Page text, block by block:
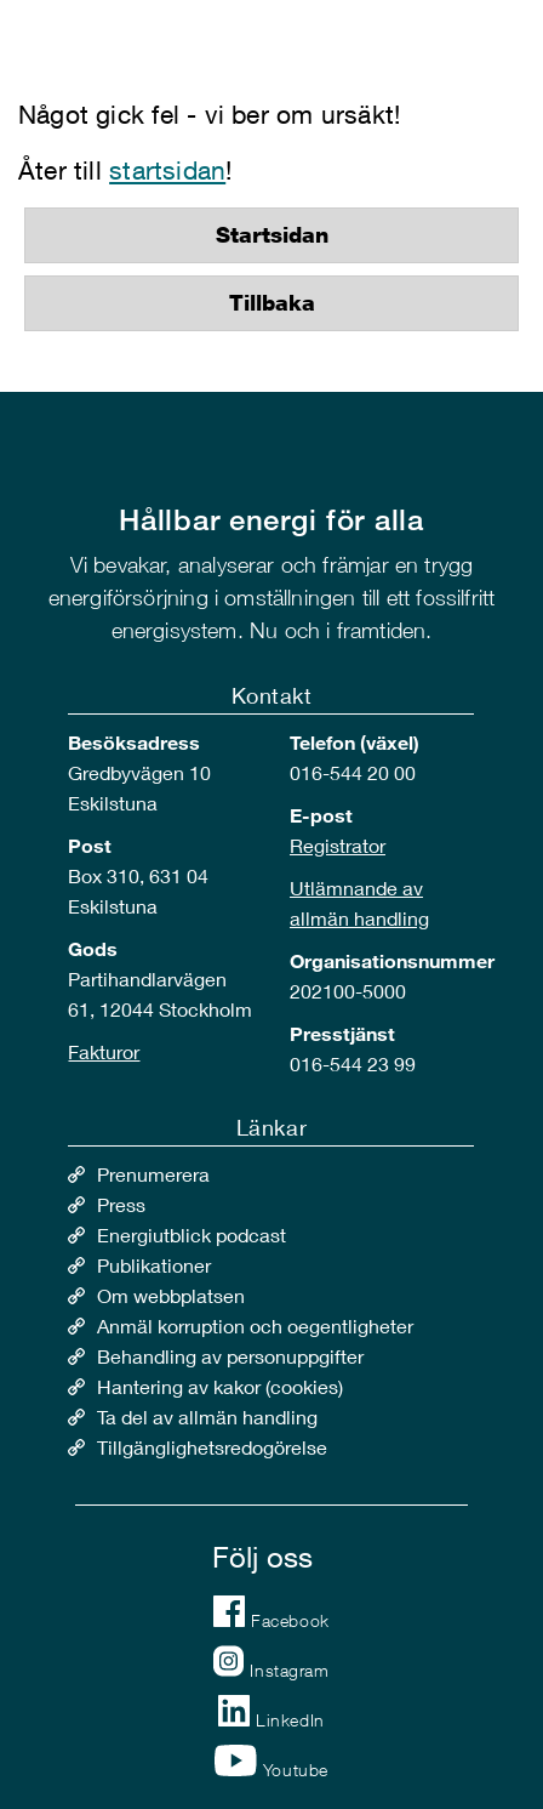
Något gick fel - vi ber om ursäkt!
Åter tillstartsidan!
Startsidan
Tillbaka
Hållbar energi för alla
Vi bevakar, analyserar och främjar en trygg
energiförsörjning i omställningen till ett fossilfritt
energisystem. Nu och i framtiden.
Kontakt
Besöksadress
Gredbyvägen 10
Eskilstuna
Post
Box 310, 631 04
Eskilstuna
Gods
Partihandlarvägen
61, 12044 Stockholm
Fakturor
Telefon (växel)
016-544 20 00
E-post
Registrator
Utlämnande av
allmän handling
Organisationsnummer
202100-5000
Presstjänst
016-544 23 99
Länkar
Prenumerera
Press
Energiutblick podcast
Publikationer
Om webbplatsen
Anmäl korruption och oegentligheter
Behandling av personuppgifter
Hantering av kakor (cookies)
Ta del av allmän handling
Tillgänglighetsredogörelse
Följ oss
Facebook
Instagram
LinkedIn
Youtube